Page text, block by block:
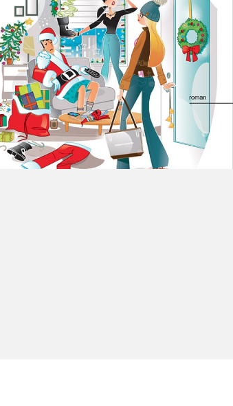
Le Salon dans la ville, espace
organisateur⋅rice
> SLM Pro